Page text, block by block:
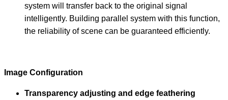
system will transfer back to the original signal
intelligently. Building parallel system with this function,
the reliability of scene can be guaranteed efficiently.
Image Configuration
Transparency adjusting and edge feathering